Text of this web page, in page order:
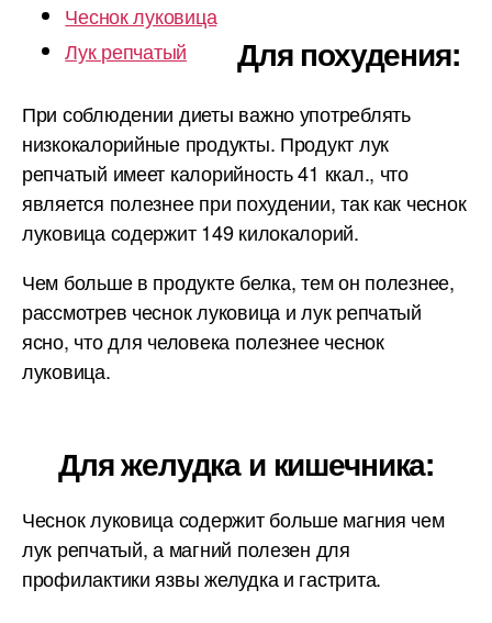
Чеснок луковица
Лук репчатый
Для похудения:
При соблюдении диеты важно употреблять
низкокалорийные продукты. Продукт лук
репчатый имеет калорийность 41 ккал., что
является полезнее при похудении, так как чеснок
луковица содержит 149 килокалорий.
Чем больше в продукте белка, тем он полезнее,
рассмотрев чеснок луковица и лук репчатый
ясно, что для человека полезнее чеснок
луковица.
Для желудка и кишечника:
Чеснок луковица содержит больше магния чем
лук репчатый, а магний полезен для
профилактики язвы желудка и гастрита.